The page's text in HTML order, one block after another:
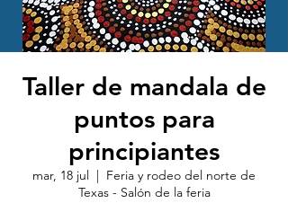
Taller de mandala de
puntos para
principiantes
mar, 18 jul
  |
Feria y rodeo del norte de
Texas - Salón de la feria